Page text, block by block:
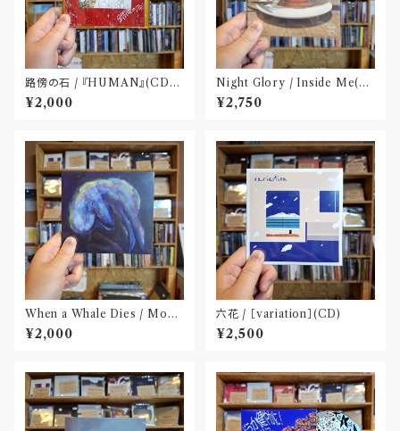
路傍の石 / 『HUMAN』(CD-
R)
¥2,000
Night Glory / Inside Me(C
D)〝名古屋〟
¥2,750
When a Whale Dies / Moby
Dick(CD)
¥2,000
六花 / ［variation］(CD)
¥2,500